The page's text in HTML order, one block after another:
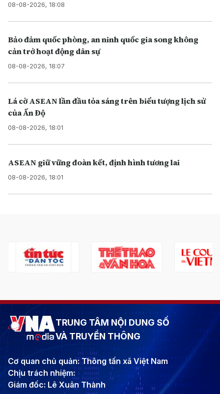
08-08-2026, 18:08
Bảo đảm quốc phòng, an ninh quốc gia song không
cản trở hoạt động dân sự
08-08-2026, 18:07
Lá cờ ASEAN lần đầu tỏa sáng trên biểu tượng lịch sử
của Ấn Độ
08-08-2026, 18:01
ASEAN giữ vững đoàn kết, định hình tương lai
08-08-2026, 18:01
TRUNG TÂM NỘI DUNG SỐ
VÀ TRUYỀN THÔNG
Cơ quan chủ quản: Thông tấn xã Việt Nam
Chịu trách nhiệm:
Giám đốc: Lê Xuân Thành